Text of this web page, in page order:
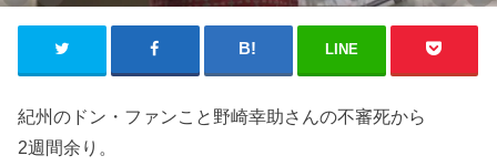
LINE
紀州のドン・ファンこと野崎幸助さんの不審死から
2週間余り。